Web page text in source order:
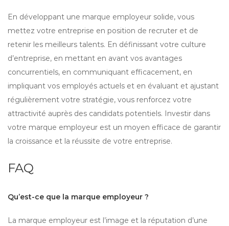
En développant une marque employeur solide, vous
mettez votre entreprise en position de recruter et de
retenir les meilleurs talents. En définissant votre culture
d’entreprise, en mettant en avant vos avantages
concurrentiels, en communiquant efficacement, en
impliquant vos employés actuels et en évaluant et ajustant
régulièrement votre stratégie, vous renforcez votre
attractivité auprès des candidats potentiels. Investir dans
votre marque employeur est un moyen efficace de garantir
la croissance et la réussite de votre entreprise.
FAQ
Qu’est-ce que la marque employeur ?
La marque employeur est l’image et la réputation d’une